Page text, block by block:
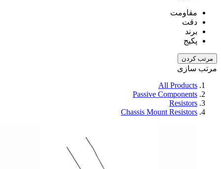
مقاومت
دقت
برند
پکیج
مرتب کردن
مرتب سازی
All Products
Passive Components
Resistors
Chassis Mount Resistors